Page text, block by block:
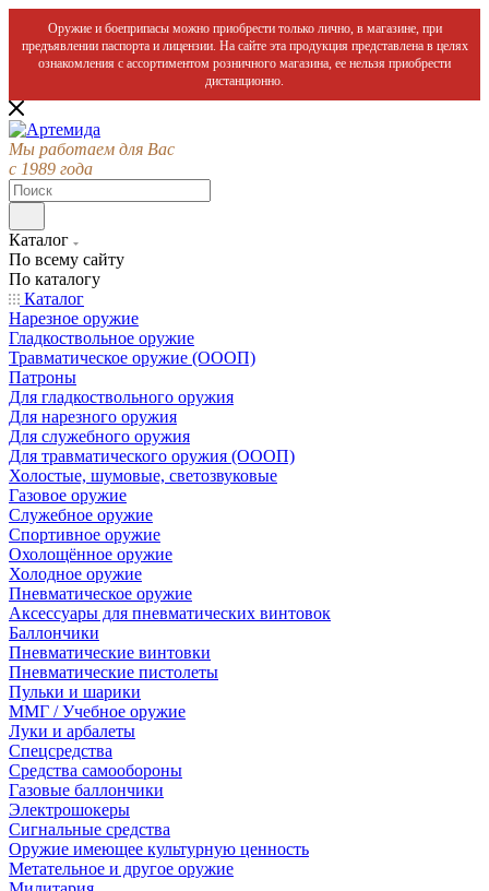
Оружие и боеприпасы можно приобрести только лично, в магазине, при
предъявлении паспорта и лицензии. На сайте эта продукция представлена в целях
ознакомления с ассортиментом розничного магазина, ее нельзя приобрести
дистанционно.
Мы работаем для Вас
с 1989 года
Каталог
По всему сайту
По каталогу
Каталог
Нарезное оружие
Гладкоствольное оружие
Травматическое оружие (ОООП)
Патроны
Для гладкоствольного оружия
Для нарезного оружия
Для служебного оружия
Для травматического оружия (ОООП)
Холостые, шумовые, светозвуковые
Газовое оружие
Служебное оружие
Спортивное оружие
Охолощённое оружие
Холодное оружие
Пневматическое оружие
Аксессуары для пневматических винтовок
Баллончики
Пневматические винтовки
Пневматические пистолеты
Пульки и шарики
ММГ / Учебное оружие
Луки и арбалеты
Спецсредства
Средства самообороны
Газовые баллончики
Электрошокеры
Сигнальные средства
Оружие имеющее культурную ценность
Метательное и другое оружие